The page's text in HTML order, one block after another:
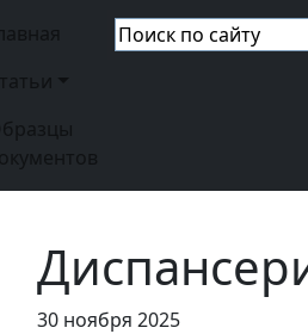
Основная
30 ноября 2025